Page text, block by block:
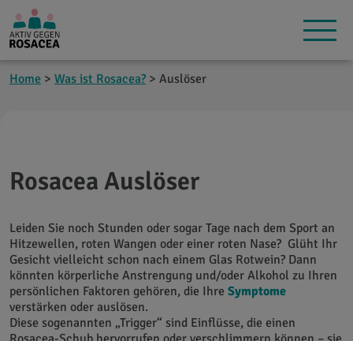
Home > Was ist Rosacea? > Auslöser
Rosacea Auslöser
Leiden Sie noch Stunden oder sogar Tage nach dem Sport an
Hitzewellen, roten Wangen oder einer roten Nase? Glüht Ihr
Gesicht vielleicht schon nach einem Glas Rotwein? Dann
könnten körperliche Anstrengung und/oder Alkohol zu Ihren
persönlichen Faktoren gehören, die Ihre Symptome
verstärken oder auslösen.
Diese sogenannten „Trigger“ sind Einflüsse, die einen